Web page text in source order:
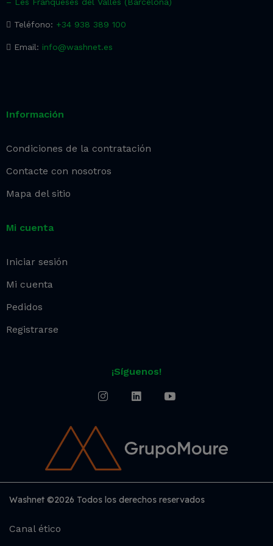
Teléfono: +34 938 389 100
Email: info@washnet.es
Información
Condiciones de la contratación
Contacte con nosotros
Mapa del sitio
Mi cuenta
Iniciar sesión
Mi cuenta
Pedidos
Registrarse
¡Síguenos!
Washnet ©2026 Todos los derechos reservados
Canal ético